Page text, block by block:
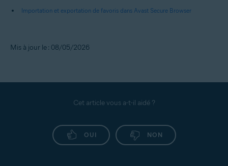
Importation et exportation de favoris dans Avast Secure Browser
Mis à jour le : 08/05/2026
Cet article vous a-t-il aidé ?
OUI NON